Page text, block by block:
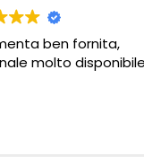
ben fornita,
molto